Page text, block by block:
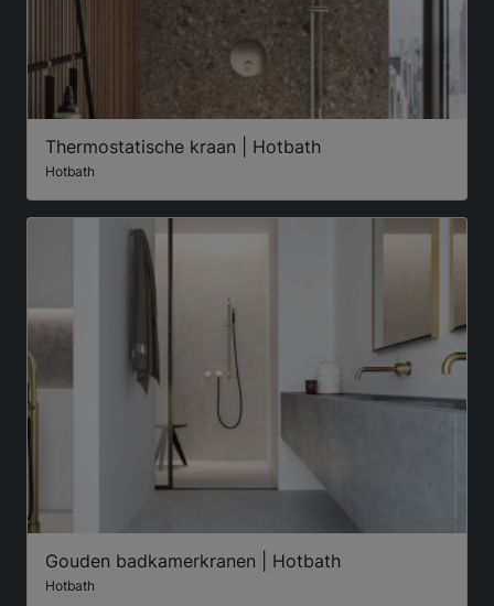
Thermostatische kraan | Hotbath
Hotbath
Gouden badkamerkranen | Hotbath
Hotbath